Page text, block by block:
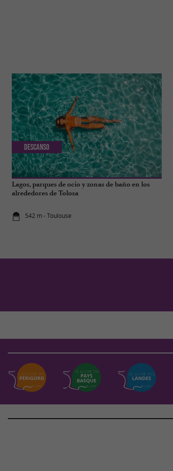
Lagos, parques de ocio y zonas de baño en los
alrededores de Tolosa
542 m - Toulouse
Descanso